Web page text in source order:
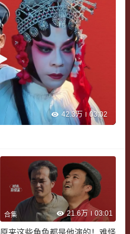
42.3万 03:02
合集 21.6万 03:01